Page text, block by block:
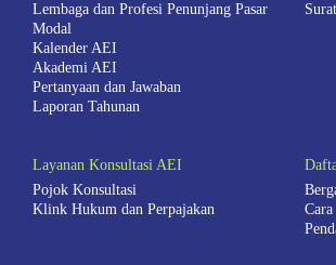
Lembaga dan Profesi Penunjang Pasar
Modal
Kalender AEI
Akademi AEI
Pertanyaan dan Jawaban
Laporan Tahunan
Layanan Konsultasi AEI
Pojok Konsultasi
Klink Hukum dan Perpajakan